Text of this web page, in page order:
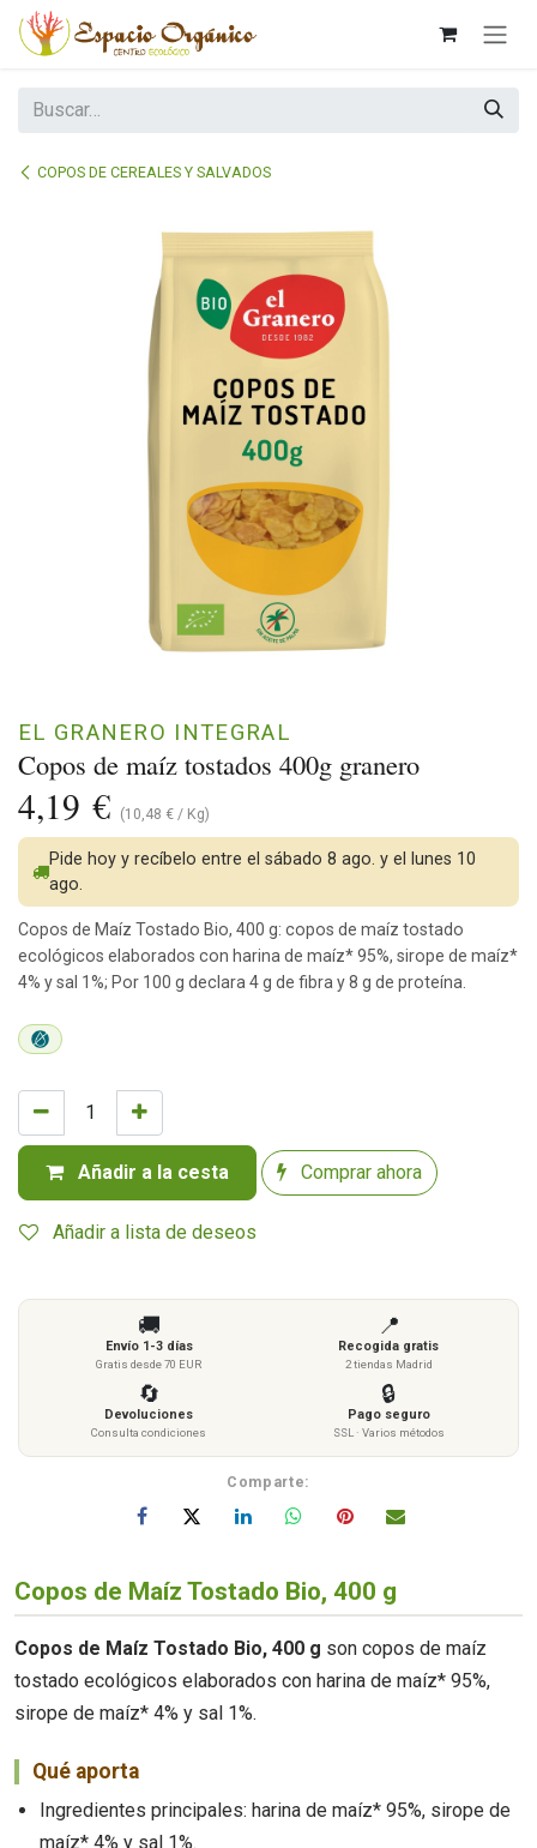
Ir al contenido
COPOS DE CEREALES Y SALVADOS
Copos de maíz tostados 400g granero
EL GRANERO INTEGRAL
4,19 € (10,48 € / Kg)
Añadir a la cesta Comprar ahora
Añadir a lista de deseos
Pide hoy y recíbelo entre el sábado 8 ago. y el lunes 10
ago.
Copos de Maíz Tostado Bio, 400 g: copos de maíz tostado
ecológicos elaborados con harina de maíz* 95%, sirope de maíz*
4% y sal 1%; Por 100 g declara 4 g de fibra y 8 g de proteína.
🚚
Envío 1-3 días
Gratis desde 70 EUR
📍
Recogida gratis
2 tiendas Madrid
🔄
Devoluciones
Consulta condiciones
🔒
Pago seguro
SSL · Varios métodos
Comparte:
Copos de Maíz Tostado Bio, 400 g
Copos de Maíz Tostado Bio, 400 g son copos de maíz
tostado ecológicos elaborados con harina de maíz* 95%,
sirope de maíz* 4% y sal 1%.
Qué aporta
Ingredientes principales: harina de maíz* 95%, sirope de
maíz* 4% y sal 1%.